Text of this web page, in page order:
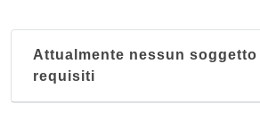
Attualmente nessun
requisiti